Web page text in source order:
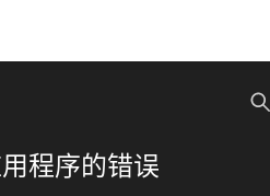
程序的错误